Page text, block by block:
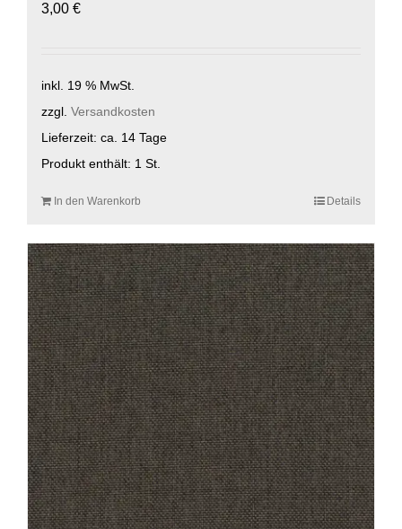
3,00 €
inkl. 19 % MwSt.
zzgl. Versandkosten
Lieferzeit: ca. 14 Tage
Produkt enthält: 1 St.
In den Warenkorb Details